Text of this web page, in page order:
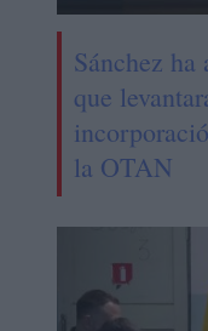
Sánchez ha
que
la OTAN